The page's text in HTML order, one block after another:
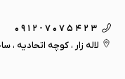
0912-7075423
لاله زار ، کوچه اتحادیه ،